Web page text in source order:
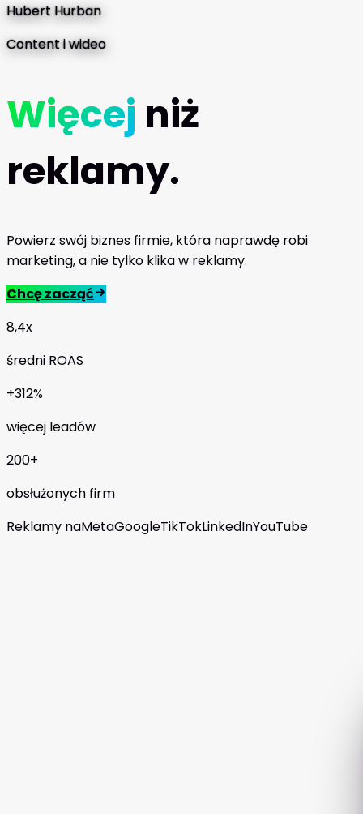
Hubert Hurban
Content i wideo
Więcej niż
reklamy.
Powierz swój biznes firmie, która naprawdę robi
marketing, a nie tylko klika w reklamy.
Chcę zacząć
8,4x
średni ROAS
+312%
więcej leadów
200+
obsłużonych firm
Reklamy naMetaGoogleTikTokLinkedInYouTube